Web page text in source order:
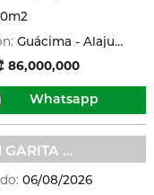
Guácima - Alajuela
86,000,000
Whatsapp
VENTA DE LOTES Y TERRENOS EN GARITA - ALAJUELA
06/08/2026